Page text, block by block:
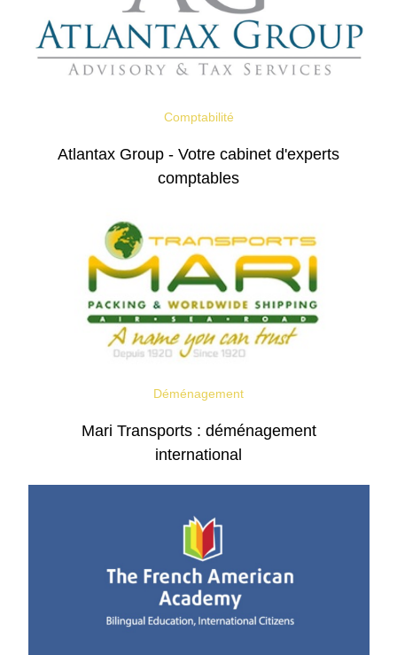
Comptabilité
Atlantax Group - Votre cabinet d'experts
comptables
Déménagement
Mari Transports : déménagement
international